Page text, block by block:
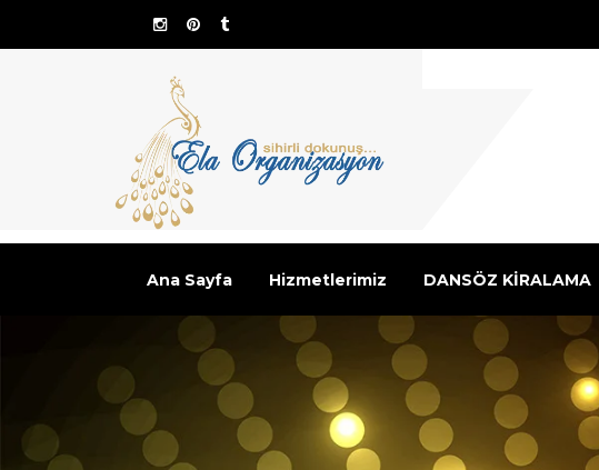
Ana Sayfa Hizmetlerimiz DANSÖZ KİRALAMA